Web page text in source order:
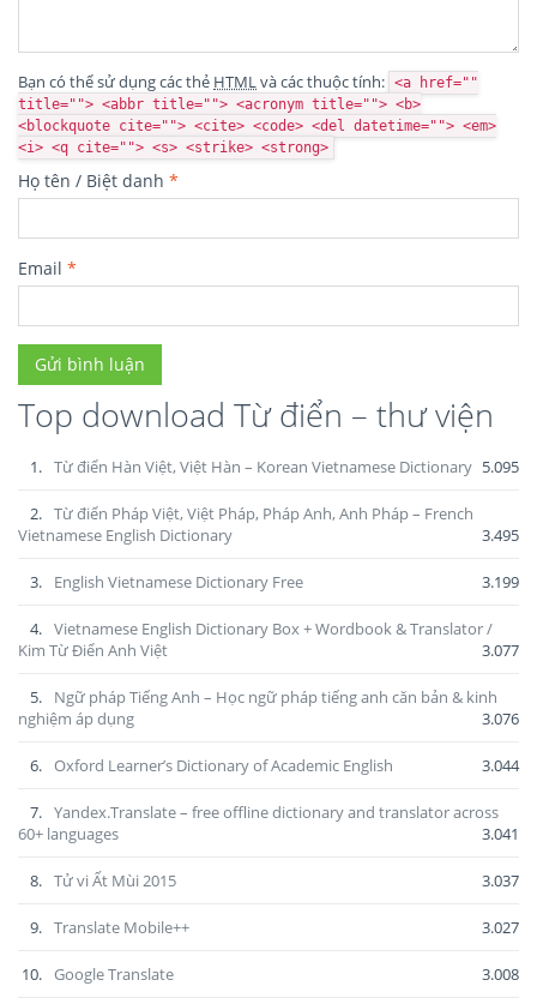
Bạn có thể sử dụng các thẻ HTMLvà các thuộc tính: <a href=""
title=""> <abbr title=""> <acronym title=""> <b>
<blockquote cite=""> <cite> <code> <del datetime=""> <em>
<i> <q cite=""> <s> <strike> <strong>
Họ tên / Biệt danh *
Email *
Top download Từ điển – thư viện
1. Từ điển Hàn Việt, Việt Hàn – Korean Vietnamese Dictionary 5.095
2. Từ điển Pháp Việt, Việt Pháp, Pháp Anh, Anh Pháp – French
Vietnamese English Dictionary
3.495
3. English Vietnamese Dictionary Free 3.199
4. Vietnamese English Dictionary Box + Wordbook & Translator /
Kim Từ Điển Anh Việt
3.077
5.
Ngữ pháp Tiếng Anh – Học ngữ pháp tiếng anh căn bản & kinh
nghiệm áp dụng
3.076
6. Oxford Learner’s Dictionary of Academic English 3.044
7. Yandex.Translate – free offline dictionary and translator across
60+ languages
3.041
8. Tử vi Ất Mùi 2015 3.037
9. Translate Mobile++ 3.027
10. Google Translate 3.008